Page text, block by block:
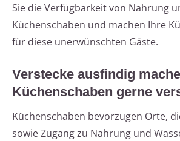
Sie die Verfügbarkeit von Nahrung
Küchenschaben und machen Ihre
für diese unerwünschten Gäste.
Verstecke ausfindig
Küchenschaben gerne
Küchenschaben bevorzugen Orte,
sowie Zugang zu Nahrung und